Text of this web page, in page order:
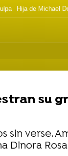
Hija de Michael
su
sin verse.